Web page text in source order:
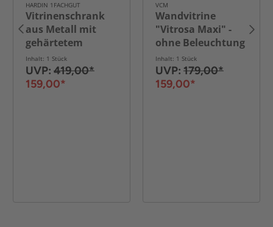
HARDIN 1FACHGUT
Vitrinenschrank
aus Metall mit
gehärtetem
MORU-Glas und
Glas-Seiten, ca.
180 x 80 x 40 cm -
Inhalt: 1 Stück
UVP: 419,00*
159,00*
VCM
Wandvitrine
"Vitrosa Maxi" -
ohne Beleuchtung
Weiß
Inhalt: 1 Stück
UVP: 179,00*
159,00*